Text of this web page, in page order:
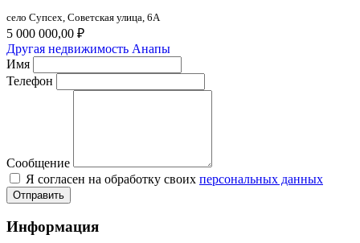
село Супсех, Советская улица, 6А
5 000 000,00 ₽
Другая недвижимость Анапы
Имя
Телефон
Сообщение
Я согласен на обработку своих персональных данных
Отправить
Информация